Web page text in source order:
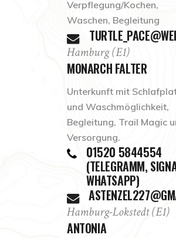
Verpflegung/Kochen,
Waschen, Begleitung
Hamburg (E1)
MONARCH FALTER
Unterkunft mit
und Waschmöglichkeit,
Begleitung, Trail Magic
Versorgung.
01520 5844554
(TELEGRAMM,
WHATSAPP)
Hamburg-Lokstedt (E1)
ANTONIA